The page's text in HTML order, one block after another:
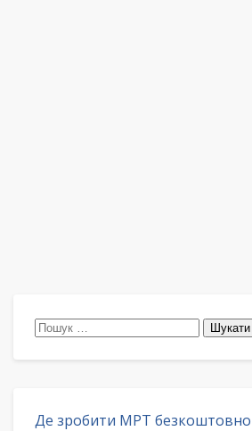
Пошук:
Де зробити МРТ безкоштовно